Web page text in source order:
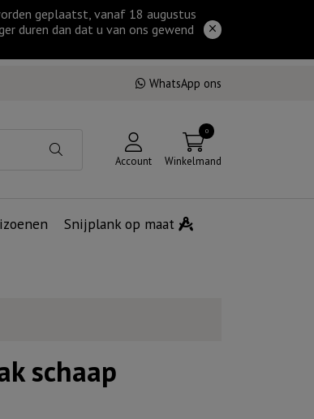
geplaatst, vanaf 18 augustus
duren dan dat u van ons gewend
WhatsApp ons
Account
0
Winkelmand
Snijplank op maat
schaap